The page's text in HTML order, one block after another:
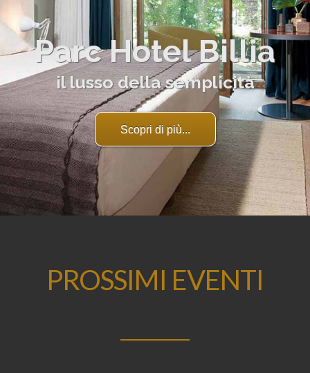
Parc Hotel Billia
il lusso della semplicità
Scopri di più...
PROSSIMI EVENTI